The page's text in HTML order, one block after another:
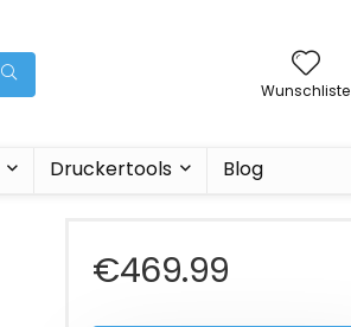
Wunschliste
Druckertools Blog
€469.99